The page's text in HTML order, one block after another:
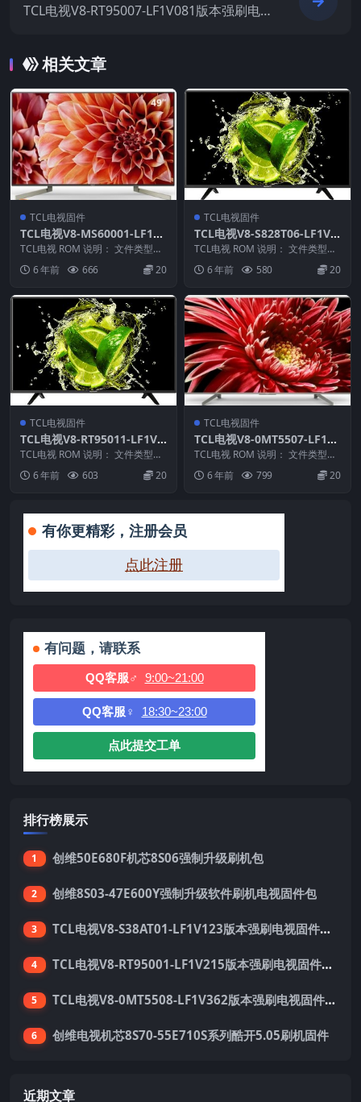
TCL电视V8-RT95007-LF1V081版本强刷电视
相关文章
TCL电视固件
TCL电视V8-MS60001-LF1V0
22版本强刷电视固件包下载
TCL电视 ROM 说明： 文件类型：
——————...
6 年前 666 20
TCL电视固件
TCL电视V8-S828T06-LF1V0
18版本强刷电视固件包下载
TCL电视 ROM 说明： 文件类型：
bin 适用机芯：S828T 适用机型：
P... 6 年前 580 20
TCL电视固件
TCL电视V8-RT95011-LF1V0
12版本强刷电视固件包下载
TCL电视 ROM 说明： 文件类型：i
mg 适用机芯：RT95 适用机型：A
5... 6 年前 603 20
TCL电视固件
TCL电视V8-0MT5507-LF1V6
57版本强刷电视固件包下载
TCL电视 ROM 说明： 文件类型：
pkg 适用机芯：MT55 适应机型：
L4...6 年前 799 20
有你更精彩，注册会员
点此注册
有问题，请联系
QQ客服♂ 9:00~21:00
QQ客服♀ 18:30~23:00
点此提交工单
排行榜展示
1 创维50E680F机芯8S06强制升级刷机包
2 创维8S03-47E600Y强制升级软件刷机电视固件包
3 TCL电视V8-S38AT01-LF1V123版本强刷电视固件包下载
4 TCL电视V8-RT95001-LF1V215版本强刷电视固件包下载
5 TCL电视V8-0MT5508-LF1V362版本强刷电视固件包下载
6 创维电视机芯8S70-55E710S系列酷开5.05刷机固件
近期文章